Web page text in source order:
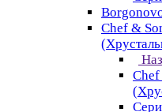
Chef &